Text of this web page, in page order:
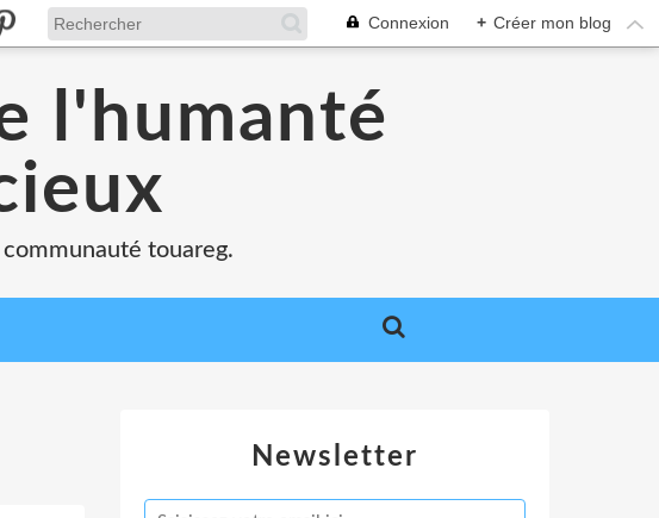
Connexion + Créer mon blog
l'humanté
touareg.
Newsletter